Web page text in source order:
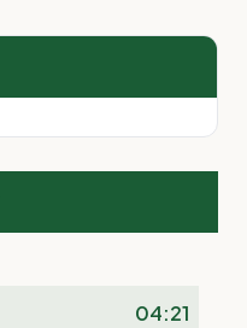
04:21